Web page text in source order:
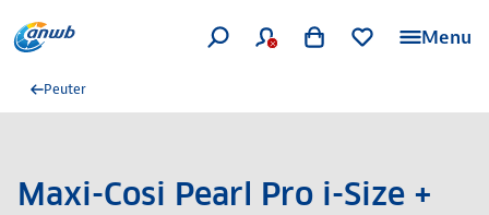
Menu
Peuter
Maxi-Cosi Pearl Pro i-Size +